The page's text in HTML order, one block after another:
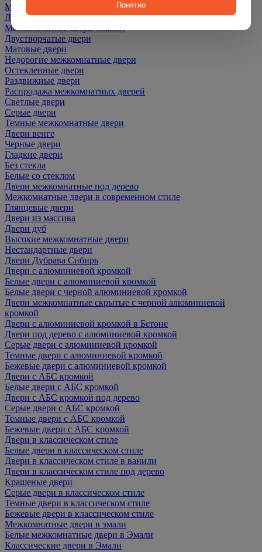
Межкомнатные двери ПЭТ
Двери со скидкой
Межкомнатные двери Эмалит
Двустворчатые двери
Матовые двери
Недорогие межкомнатные двери
Остекленные двери
Раздвижные двери
Распродажа межкомнатных дверей
Светлые двери
Серые двери
Темные межкомнатные двери
Двери венге
Черные двери
Гладкие двери
Без стекла
Белые со стеклом
Двери межкомнатные под дерево
Межкомнатные двери в современном стиле
Глянцевые двери
Двери из массива
Двери дуб
Высокие межкомнатные двери
Нестандартные двери
Двери Дубрава Сибирь
Двери с алюминиевой кромкой
Белые двери с алюминиевой кромкой
Белые двери с черной алюминиевой кромкой
Двери межкомнатные скрытые с черной алюминиевой
кромкой
Двери с алюминиевой кромкой в Бетоне
Двери под дерево с алюминиевой кромкой
Серые двери с алюминиевой кромкой
Темные двери с алюминиевой кромкой
Бежевые двери с алюминиевой кромкой
Двери с АБС кромкой
Белые двери с АБС кромкой
Двери с АБС кромкой под дерево
Серые двери с АБС кромкой
Темные двери с АБС кромкой
Бежевые двери с АБС кромкой
Двери в классическом стиле
Белые двери в классическом стиле
Двери в классическом стиле в ванили
Двери в классическом стиле под дерево
Крашеные двери
Серые двери в классическом стиле
Темные двери в классическом стиле
Бежевые двери в классическом стиле
Межкомнатные двери в эмали
Белые межкомнатные двери в Эмали
Классические двери в Эмали
Понятно